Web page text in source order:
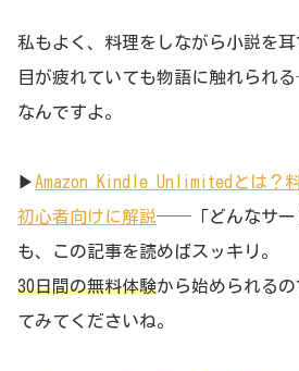
私もよく、料理をしながら小説を耳
目が疲れていても物語に触れられ
なんですよ。
▶︎ Amazon Kindle Unlimitedとは？
初心者向けに解説──「どんなサー
も、この記事を読めばスッキリ。
30日間の無料体験から始められる
てみてくださいね。